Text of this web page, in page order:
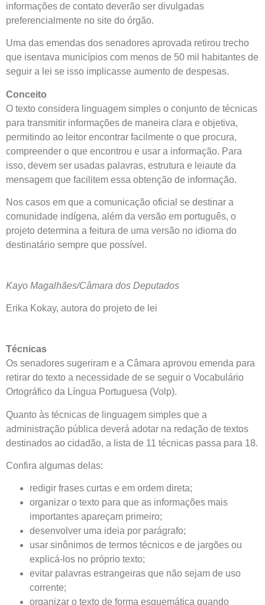
informações de contato deverão ser divulgadas
preferencialmente no site do órgão.
Uma das emendas dos senadores aprovada retirou trecho
que isentava municípios com menos de 50 mil habitantes de
seguir a lei se isso implicasse aumento de despesas.
Conceito
O texto considera linguagem simples o conjunto de técnicas
para transmitir informações de maneira clara e objetiva,
permitindo ao leitor encontrar facilmente o que procura,
compreender o que encontrou e usar a informação. Para
isso, devem ser usadas palavras, estrutura e leiaute da
mensagem que facilitem essa obtenção de informação.
Nos casos em que a comunicação oficial se destinar a
comunidade indígena, além da versão em português, o
projeto determina a feitura de uma versão no idioma do
destinatário sempre que possível.
Kayo Magalhães/Câmara dos Deputados
Erika Kokay, autora do projeto de lei
Técnicas
Os senadores sugeriram e a Câmara aprovou emenda para
retirar do texto a necessidade de se seguir o Vocabulário
Ortográfico da Língua Portuguesa (Volp).
Quanto às técnicas de linguagem simples que a
administração pública deverá adotar na redação de textos
destinados ao cidadão, a lista de 11 técnicas passa para 18.
Confira algumas delas:
redigir frases curtas e em ordem direta;
organizar o texto para que as informações mais
importantes apareçam primeiro;
desenvolver uma ideia por parágrafo;
usar sinônimos de termos técnicos e de jargões ou
explicá-los no próprio texto;
evitar palavras estrangeiras que não sejam de uso
corrente;
organizar o texto de forma esquemática quando